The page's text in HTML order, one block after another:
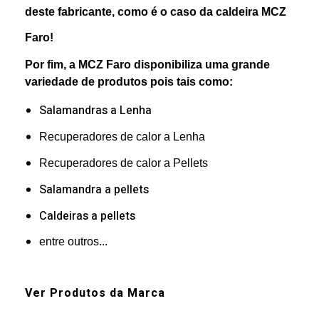
deste fabricante, como é o caso da caldeira MCZ
Faro!
Por fim, a MCZ Faro disponibiliza uma grande
variedade de produtos pois tais como:
Salamandras a Lenha
Recuperadores de calor a Lenha
Recuperadores de calor a Pellets
Salamandra a pellets
Caldeiras a pellets
entre outros...
Ver Produtos da Marca